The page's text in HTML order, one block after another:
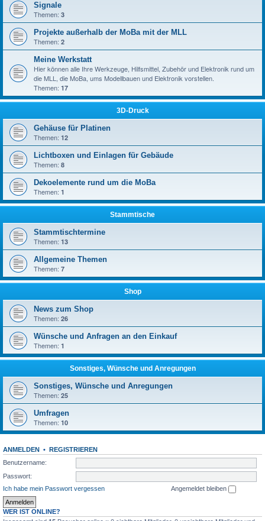
Signale
Themen: 3
Projekte außerhalb der MoBa mit der MLL
Themen: 2
Meine Werkstatt
Hier können alle Ihre Werkzeuge, Hilfsmittel, Zubehör und Elektronik rund um
die MLL, die MoBa, ums Modellbauen und Elektronik vorstellen.
Themen: 17
3D-Druck
Gehäuse für Platinen
Themen: 12
Lichtboxen und Einlagen für Gebäude
Themen: 8
Dekoelemente rund um die MoBa
Themen: 1
Stammtische
Stammtischtermine
Themen: 13
Allgemeine Themen
Themen: 7
Shop
News zum Shop
Themen: 26
Wünsche und Anfragen an den Einkauf
Themen: 1
Sonstiges, Wünsche und Anregungen
Sonstiges, Wünsche und Anregungen
Themen: 25
Umfragen
Themen: 10
ANMELDEN • REGISTRIEREN
Benutzername:
Passwort:
Ich habe mein Passwort vergessen
Angemeldet bleiben
WER IST ONLINE?